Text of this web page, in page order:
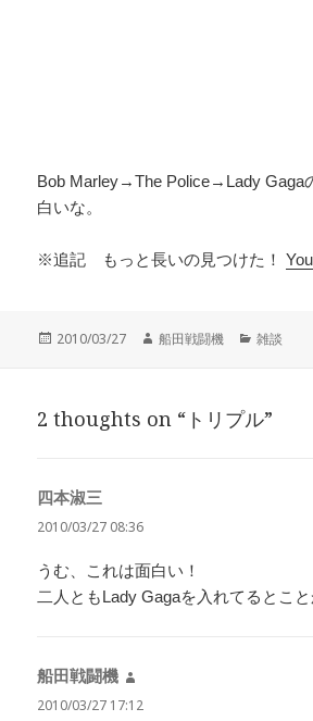
Bob Marley→The Police→Lady Gaga
白いな。
※追記 もっと長いの見つけた！
投
2010/03/27
作
船田戦闘機
カ
ー
雑談
2 thoughts on “トリプル”
四本淑三
り:
2010/03/27 08:36
うむ、これは面白い！
二人ともLady Gagaを入れてるとこと
船田戦闘機
り:
2010/03/27 17:12